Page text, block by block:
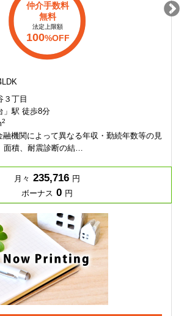
仲介手数料
無料
法定上限額
100%OFF
３丁目
」駅 徒歩8分
2
機関によって異なる年収・勤続年数等の見
面積、耐震診断の結…
月々 235,716 円
ボーナス 0 円